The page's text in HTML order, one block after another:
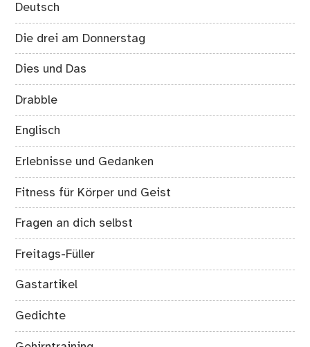
Deutsch
Die drei am Donnerstag
Dies und Das
Drabble
Englisch
Erlebnisse und Gedanken
Fitness für Körper und Geist
Fragen an dich selbst
Freitags-Füller
Gastartikel
Gedichte